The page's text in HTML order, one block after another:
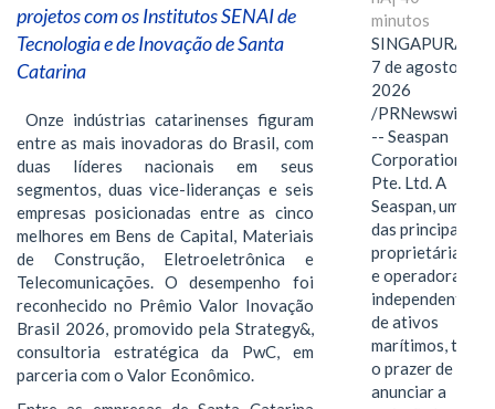
projetos com os Institutos SENAI de
Tecnologia e de Inovação de Santa
Catarina
Onze indústrias catarinenses figuram
entre as mais inovadoras do Brasil, com
duas líderes nacionais em seus
segmentos, duas vice-lideranças e seis
empresas posicionadas entre as cinco
melhores em Bens de Capital, Materiais
de Construção, Eletroeletrônica e
Telecomunicações. O desempenho foi
reconhecido no Prêmio Valor Inovação
Brasil 2026, promovido pela Strategy&,
consultoria estratégica da PwC, em
parceria com o Valor Econômico.
minutos
SINGAPURA,
7 de agosto de
2026
/PRNewswire/
-- Seaspan
Corporation
Pte. Ltd. A
Seaspan, uma
das principais
proprietárias
e operadoras
independentes
de ativos
marítimos, tem
o prazer de
anunciar a